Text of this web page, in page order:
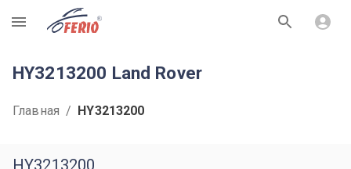
R
HY3213200 Land Rover
Главная / HY3213200
HY3213200